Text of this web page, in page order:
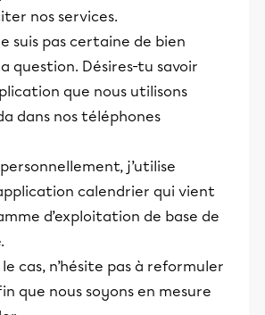
nos services.
suis pas certaine de bien
question. Désires-tu savoir
que nous utilisons
dans nos téléphones
personnellement, j’utilise
calendrier qui vient
d’exploitation de base de
le cas, n’hésite pas à reformuler
que nous soyons en mesure